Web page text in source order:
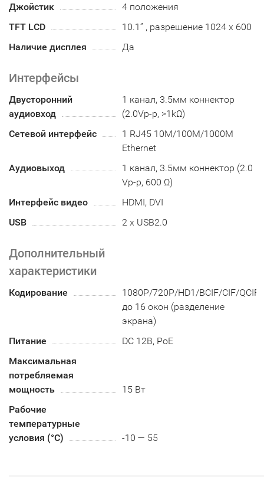
Джойстик
4 положения
TFT LCD
10.1” , разрешение 1024 х 600
Наличие дисплея
Да
Интерфейсы
Двусторонний
аудиовход
1 канал, 3.5мм коннектор
(2.0Vp-p, >1kΩ)
Сетевой интерфейс
1 RJ45 10M/100M/1000M
Ethernet
Аудиовыход
1 канал, 3.5мм коннектор (2.0
Vp-p, 600 Ω)
Интерфейс видео
HDMI, DVI
USB
2 х USB2.0
Дополнительный
характеристики
Кодирование
1080P/720P/HD1/BCIF/CIF/QCIF,
до 16 окон (разделение
экрана)
Питание
DC 12В, PoE
Максимальная
потребляемая
мощность
15 Вт
Рабочие
температурные
условия (°С)
-10 — 55